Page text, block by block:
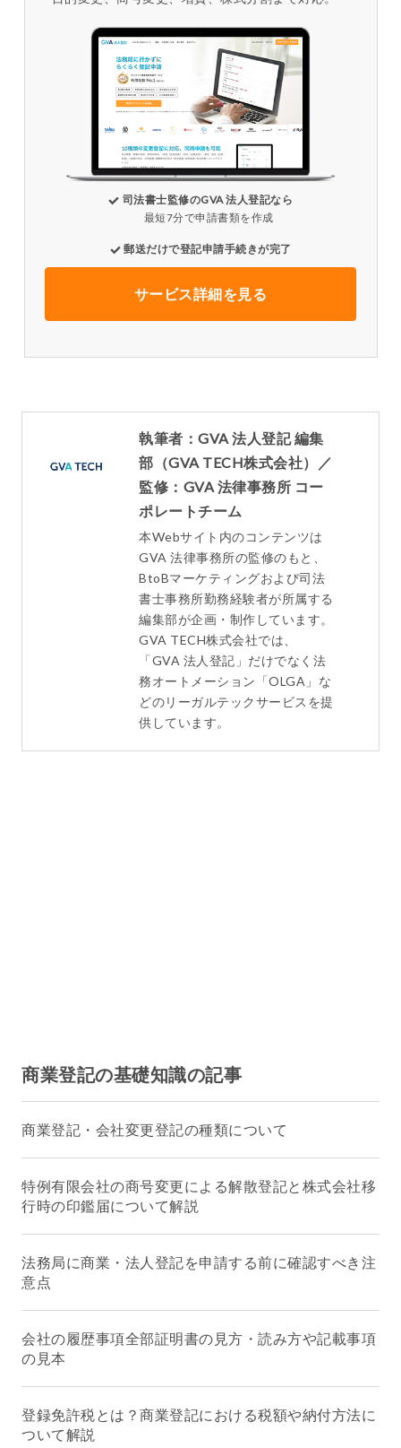
司法書士監修のGVA 法人登記なら
最短7分で申請書類を作成
郵送だけで登記申請手続きが完了
サービス詳細を見る
執筆者：GVA 法人登記 編集
部（GVA TECH株式会社）／
監修：GVA 法律事務所 コー
ポレートチーム
本Webサイト内のコンテンツは
GVA 法律事務所の監修のもと、
BtoBマーケティングおよび司法
書士事務所勤務経験者が所属する
編集部が企画・制作しています。
GVA TECH株式会社では、
「GVA 法人登記」だけでなく法
務オートメーション「OLGA」な
どのリーガルテックサービスを提
供しています。
商業登記の基礎知識の記事
商業登記・会社変更登記の種類について
特例有限会社の商号変更による解散登記と株式会社移
行時の印鑑届について解説
法務局に商業・法人登記を申請する前に確認すべき注
意点
会社の履歴事項全部証明書の見方・読み方や記載事項
の見本
登録免許税とは？商業登記における税額や納付方法に
ついて解説